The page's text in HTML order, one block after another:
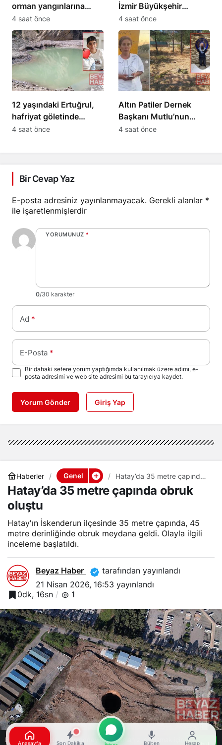
orman yangınlarına
müdahale eden 4 uçak
Türkiye’ye döndü
4 saat önce
İzmir Büyükşehir
Belediyesi
soruşturmasında
tutuklandı
4 saat önce
12 yaşındaki Ertuğrul,
hafriyat göletinde
boğuldu
4 saat önce
Altın Patiler Dernek
Başkanı Mutlu’nun
öldürülmesiyle 5 kişi
4 saat önce
Bir Cevap Yaz
E-posta adresiniz yayınlanmayacak. Gerekli alanlar *
ile işaretlenmişlerdir
YORUMUNUZ *
0/30 karakter
Ad *
E-Posta *
Bir dahaki sefere yorum yaptığımda kullanılmak üzere adımı, e-
posta adresimi ve web site adresimi bu tarayıcıya kaydet.
Yorum Gönder Giriş Yap
Haberler Genel
Hatay’da 35 metre çapında
obruk oluştu
Hatay’da 35 metre çapında obruk
oluştu
Hatay'ın İskenderun ilçesinde 35 metre çapında, 45
metre derinliğinde obruk meydana geldi. Olayla ilgili
inceleme başlatıldı.
Beyaz Haber
tarafından yayınlandı
21 Nisan 2026, 16:53 yayınlandı
0dk, 16sn
1
Bu web sitesinde en iyi deneyimi yaşamanızı sağlamak için
Anasayfa Son Dakika Bülten Hesap